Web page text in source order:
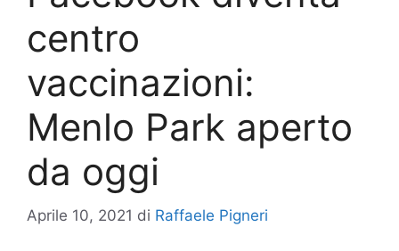
centro
vaccinazioni:
Menlo Park aperto
da oggi
Aprile 10, 2021 di Raffaele Pigneri